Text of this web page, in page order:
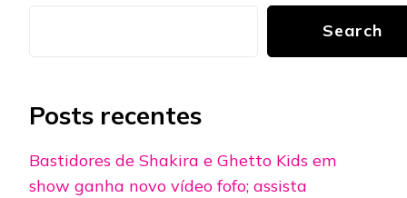
Search
Posts recentes
Bastidores de Shakira e Ghetto Kids em
show ganha novo vídeo fofo; assista